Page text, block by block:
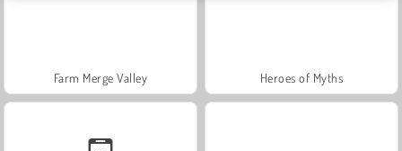
Farm Merge Valley Heroes of Myths